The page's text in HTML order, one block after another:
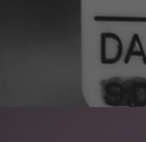
Memória Viva
iniciativa que
filosofia de um
cultura brasileira